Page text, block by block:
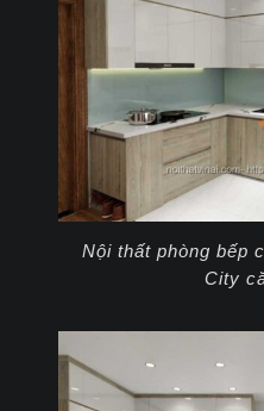
Nội thất phòng bếp
City